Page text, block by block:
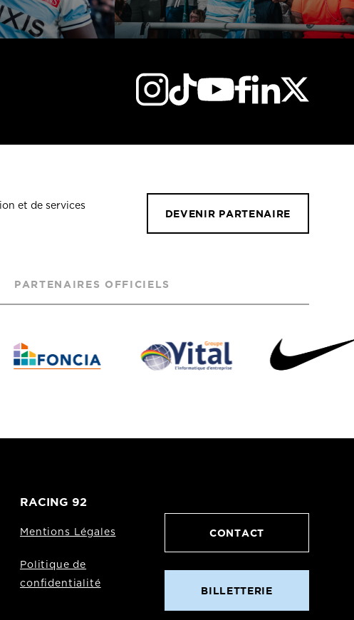
et de services
DEVENIR PARTENAIRE
PARTENAIRES OFFICIELS
RACING 92
Mentions Légales
Politique de
confidentialité
CONTACT
BILLETTERIE